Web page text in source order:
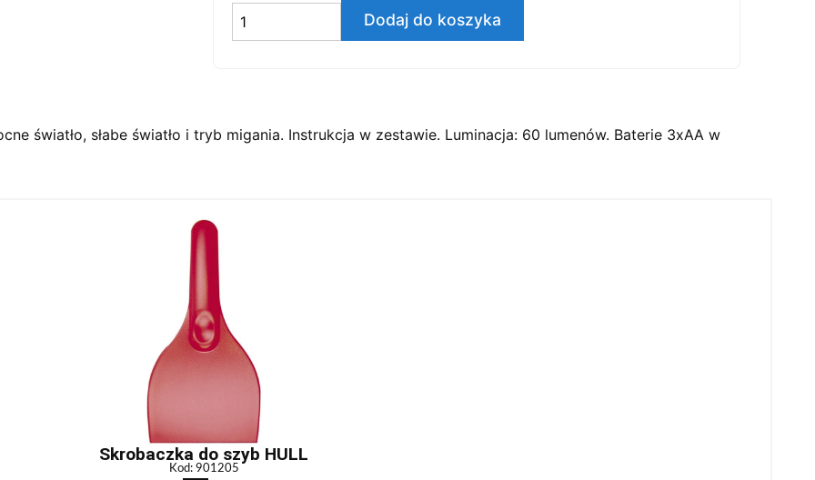
Dodaj do koszyka
światło, słabe światło i tryb migania. Instrukcja w zestawie. Luminacja: 60 lumenów. Baterie 3xAA w
Skrobaczka do szyb HULL
Kod: 901205